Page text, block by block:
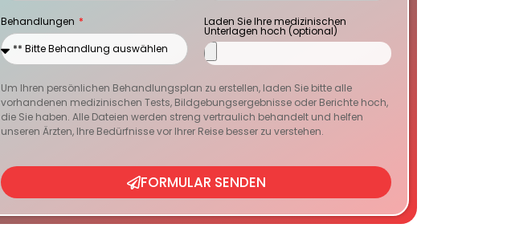
Behandlungen Laden Sie Ihre medizinischen
Unterlagen hoch (optional)
Um Ihren persönlichen Behandlungsplan zu erstellen, laden Sie bitte alle
vorhandenen medizinischen Tests, Bildgebungsergebnisse oder Berichte hoch,
die Sie haben. Alle Dateien werden streng vertraulich behandelt und helfen
unseren Ärzten, Ihre Bedürfnisse vor Ihrer Reise besser zu verstehen.
FORMULAR SENDEN